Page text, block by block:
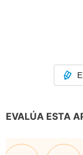
EVALÚA ESTA